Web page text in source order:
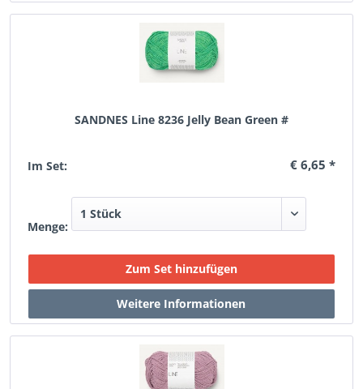
SANDNES Line 8236 Jelly Bean Green #
Im Set: € 6,65 *
Menge: